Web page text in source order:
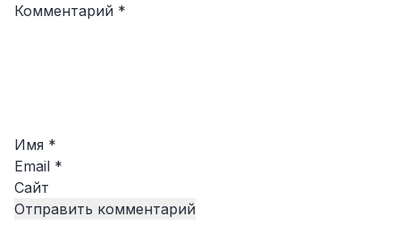
Комментарий *
Имя *
Email *
Сайт